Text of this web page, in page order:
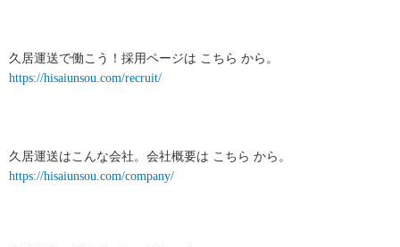
久居運送で働こう！採用ページは こちら から。
https://hisaiunsou.com/recruit/
久居運送はこんな会社。会社概要は こちら から。
https://hisaiunsou.com/company/